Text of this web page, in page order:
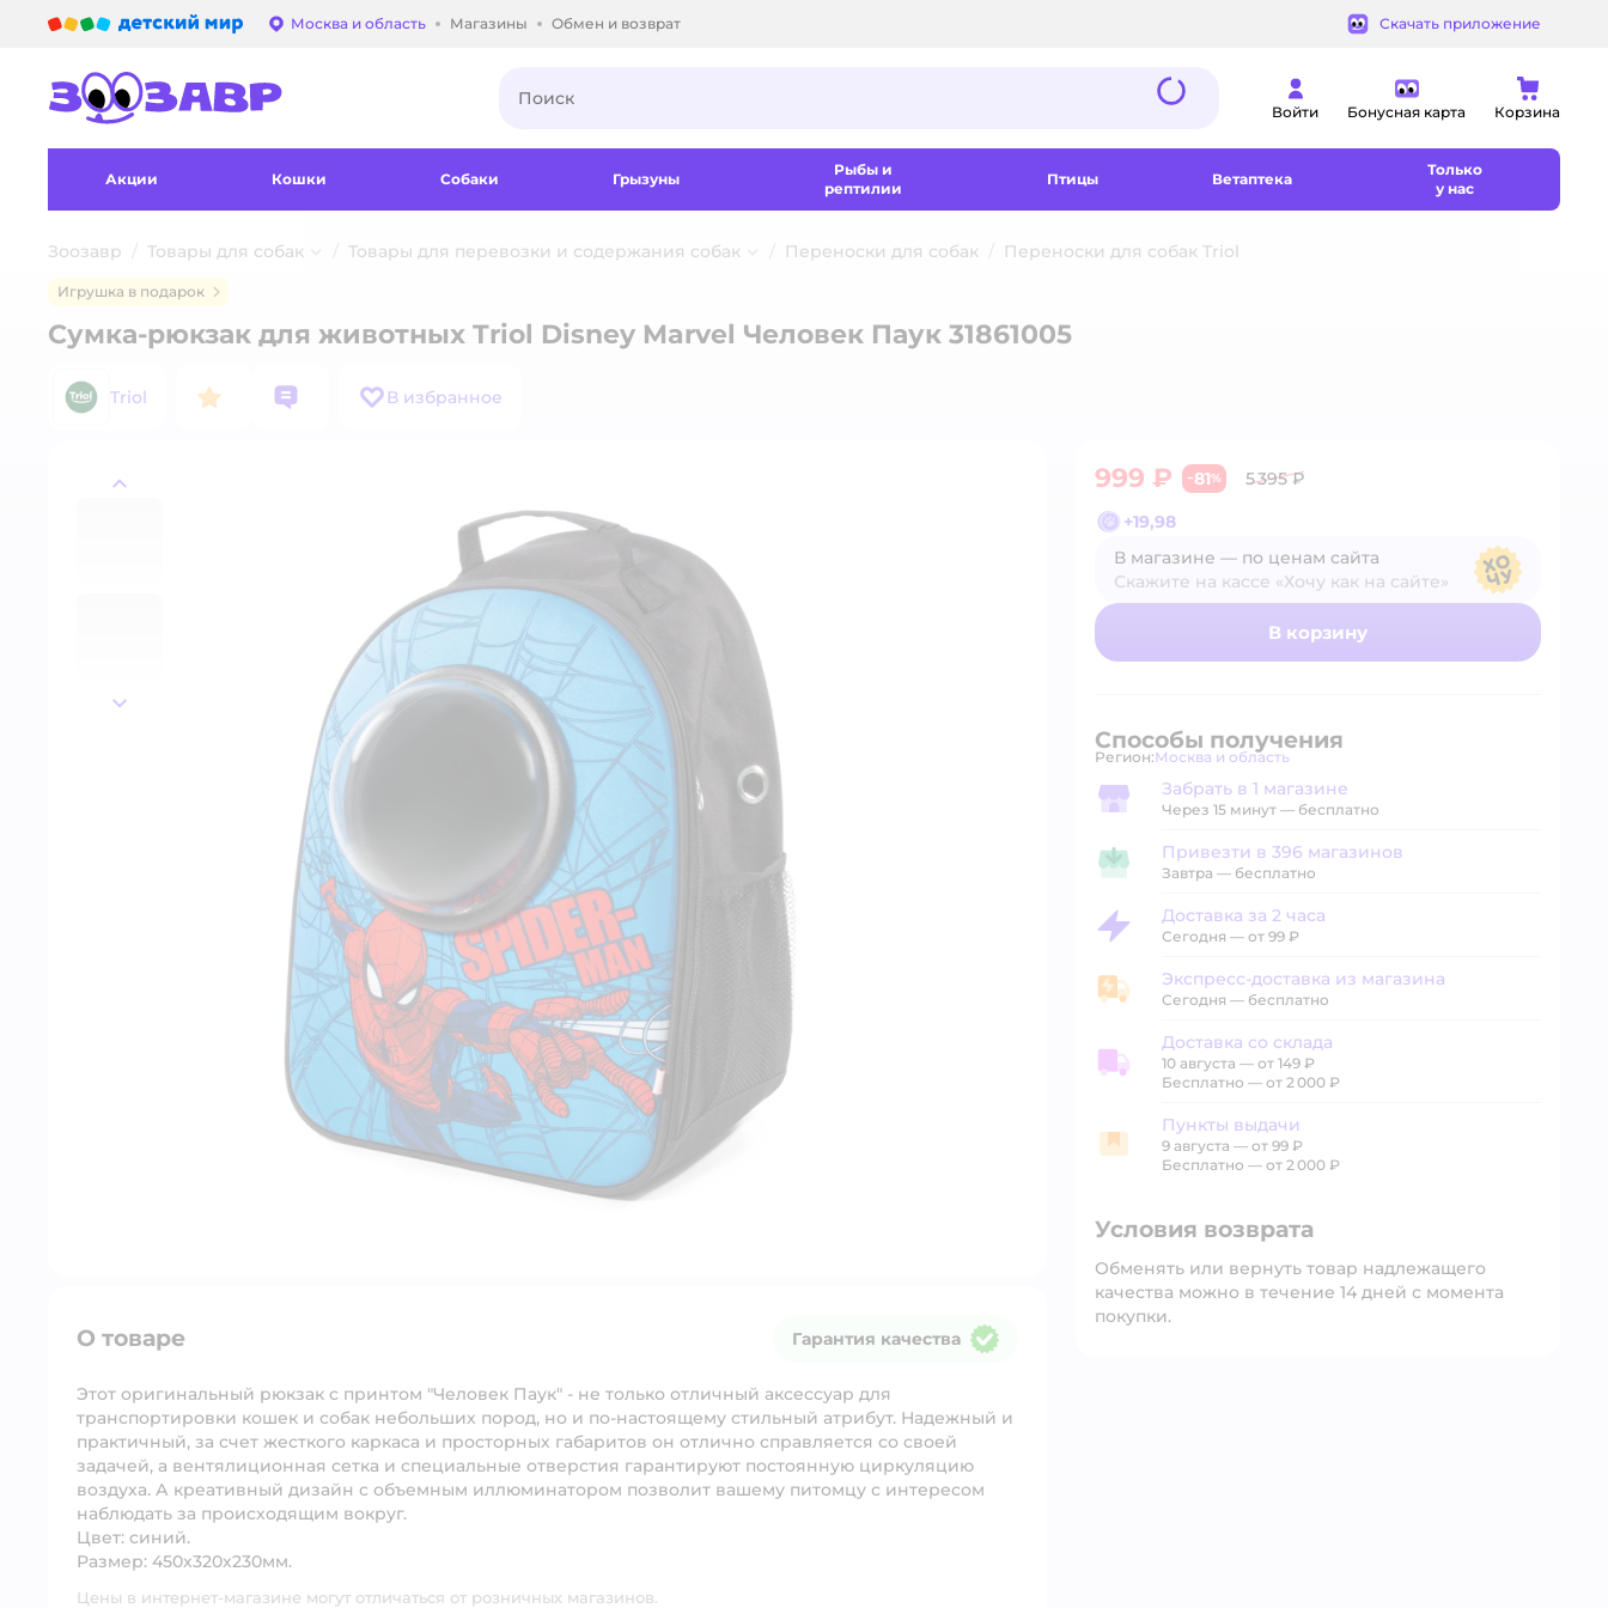
Выбор адреса доставки.
Москва и область Магазины Обмен и возврат Скачать приложение
Войти Бонусная карта Корзина
Акции Кошки Собаки Грызуны
Рыбы и
рептилии
Птицы Ветаптека
Только
у нас
Зоозавр Товары для собак Товары для перевозки и содержания собак Переноски для собак Переноски для собак Triol
назад
далее
Игрушка в подарок
Сумка-рюкзак для животных Triol Disney Marvel Человек Паук 31861005
Triol В избранное
999 ₽ −81%
5 395 ₽
+19,98
В магазине — по ценам сайта
Скажите на кассе «Хочу как на сайте»
В магазине — по ценам сайта
В корзину
Способы получения
Регион: Выбор адреса доставки.
Москва и область
Забрать в магазине
Забрать в 1 магазине
Через 15 минут — бесплатно
Привезти в магазин
Привезти в 396 магазинов
Завтра — бесплатно
Доставка за 2 часа
Доставка за 2 часа
Сегодня — от 99 ₽
Экспресс-доставка из магазина
Экспресс-доставка из магазина
Сегодня — бесплатно
Доставка со склада
Доставка со склада
10 августа — от 149 ₽
Бесплатно — от 2 000 ₽
Пункты выдачи
Пункты выдачи
9 августа — от 99 ₽
Бесплатно — от 2 000 ₽
Условия возврата
Обменять или вернуть товар надлежащего
качества можно в течение 14 дней с момента
покупки.
О товаре Гарантия качества
Этот оригинальный рюкзак с принтом "Человек Паук" - не только отличный аксессуар для
транспортировки кошек и собак небольших пород, но и по-настоящему стильный атрибут. Надежный и
практичный, за счет жесткого каркаса и просторных габаритов он отлично справляется со своей
задачей, а вентялиционная сетка и специальные отверстия гарантируют постоянную циркуляцию
воздуха. А креативный дизайн с объемным иллюминатором позволит вашему питомцу с интересом
наблюдать за происходящим вокруг.
Цвет: синий.
Размер: 450х320х230мм.
Цены в интернет-магазине могут отличаться от розничных магазинов.